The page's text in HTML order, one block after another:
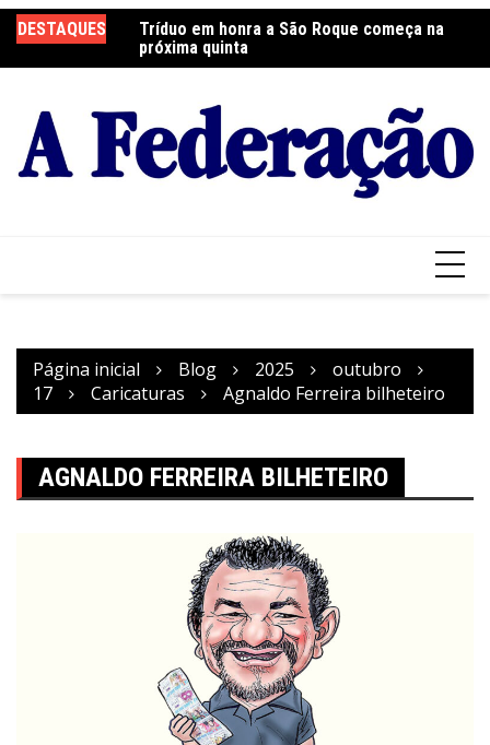
para
o
DESTAQUES
neste sábado
Tríduo em honra a São Roque começa na
próxima quinta
Página inicial Blog 2025
outubro
17
Caricaturas Agnaldo Ferreira bilheteiro
AGNALDO FERREIRA BILHETEIRO